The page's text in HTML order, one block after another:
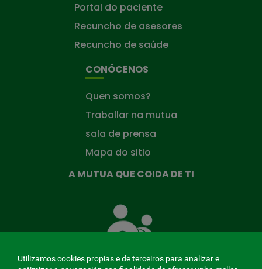
Portal do paciente
Recuncho de asesores
Recuncho de saúde
CONÓCENOS
Quen somos?
Traballar na mutua
sala de prensa
Mapa do sitio
A MUTUA QUE COIDA DE TI
Mutua
que
Utilizamos cookies propias e de terceiros para analizar e